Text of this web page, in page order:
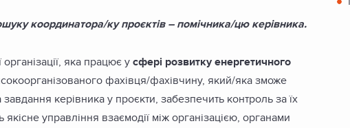
координатора/ку проєктів – помічника/цю керівника.
яка працює у сфері розвитку енергетичного
фахівця/фахівчину, який/яка зможе
керівника у проєкти, забезпечить контроль за їх
якісне управління взаємодії між організацією, органами